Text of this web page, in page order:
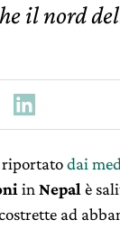
il nord
riportatodai
in Nepal è
ad